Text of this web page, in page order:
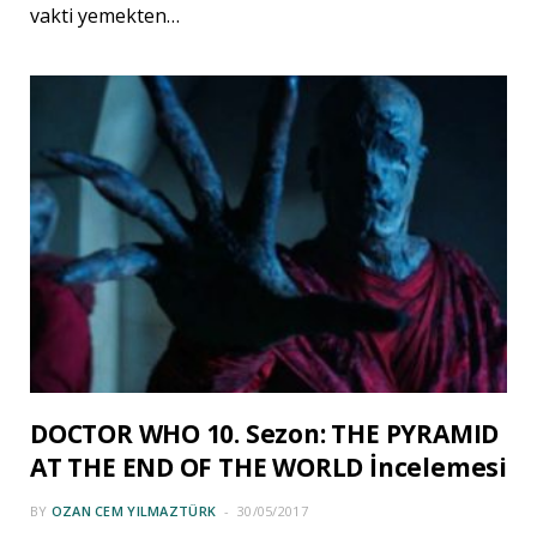
vakti yemekten…
DOCTOR WHO 10. Sezon: THE PYRAMID
AT THE END OF THE WORLD İncelemesi
BY OZAN CEM YILMAZTÜRK 30/05/2017